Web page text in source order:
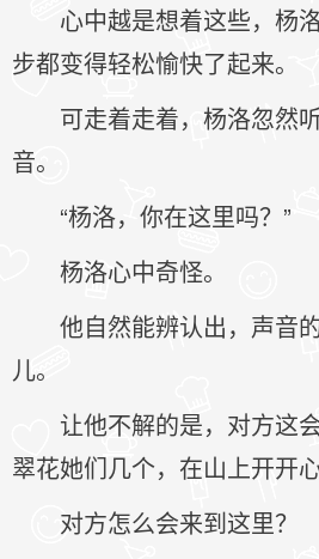
心中越是想着这些，杨
步都变得轻松愉快了起来。
可走着走着，杨洛忽然
音。
“杨洛，你在这里吗？”
杨洛心中奇怪。
他自然能辨认出，声音
儿。
让他不解的是，对方这
翠花她们几个，在山上开开
对方怎么会来到这里？